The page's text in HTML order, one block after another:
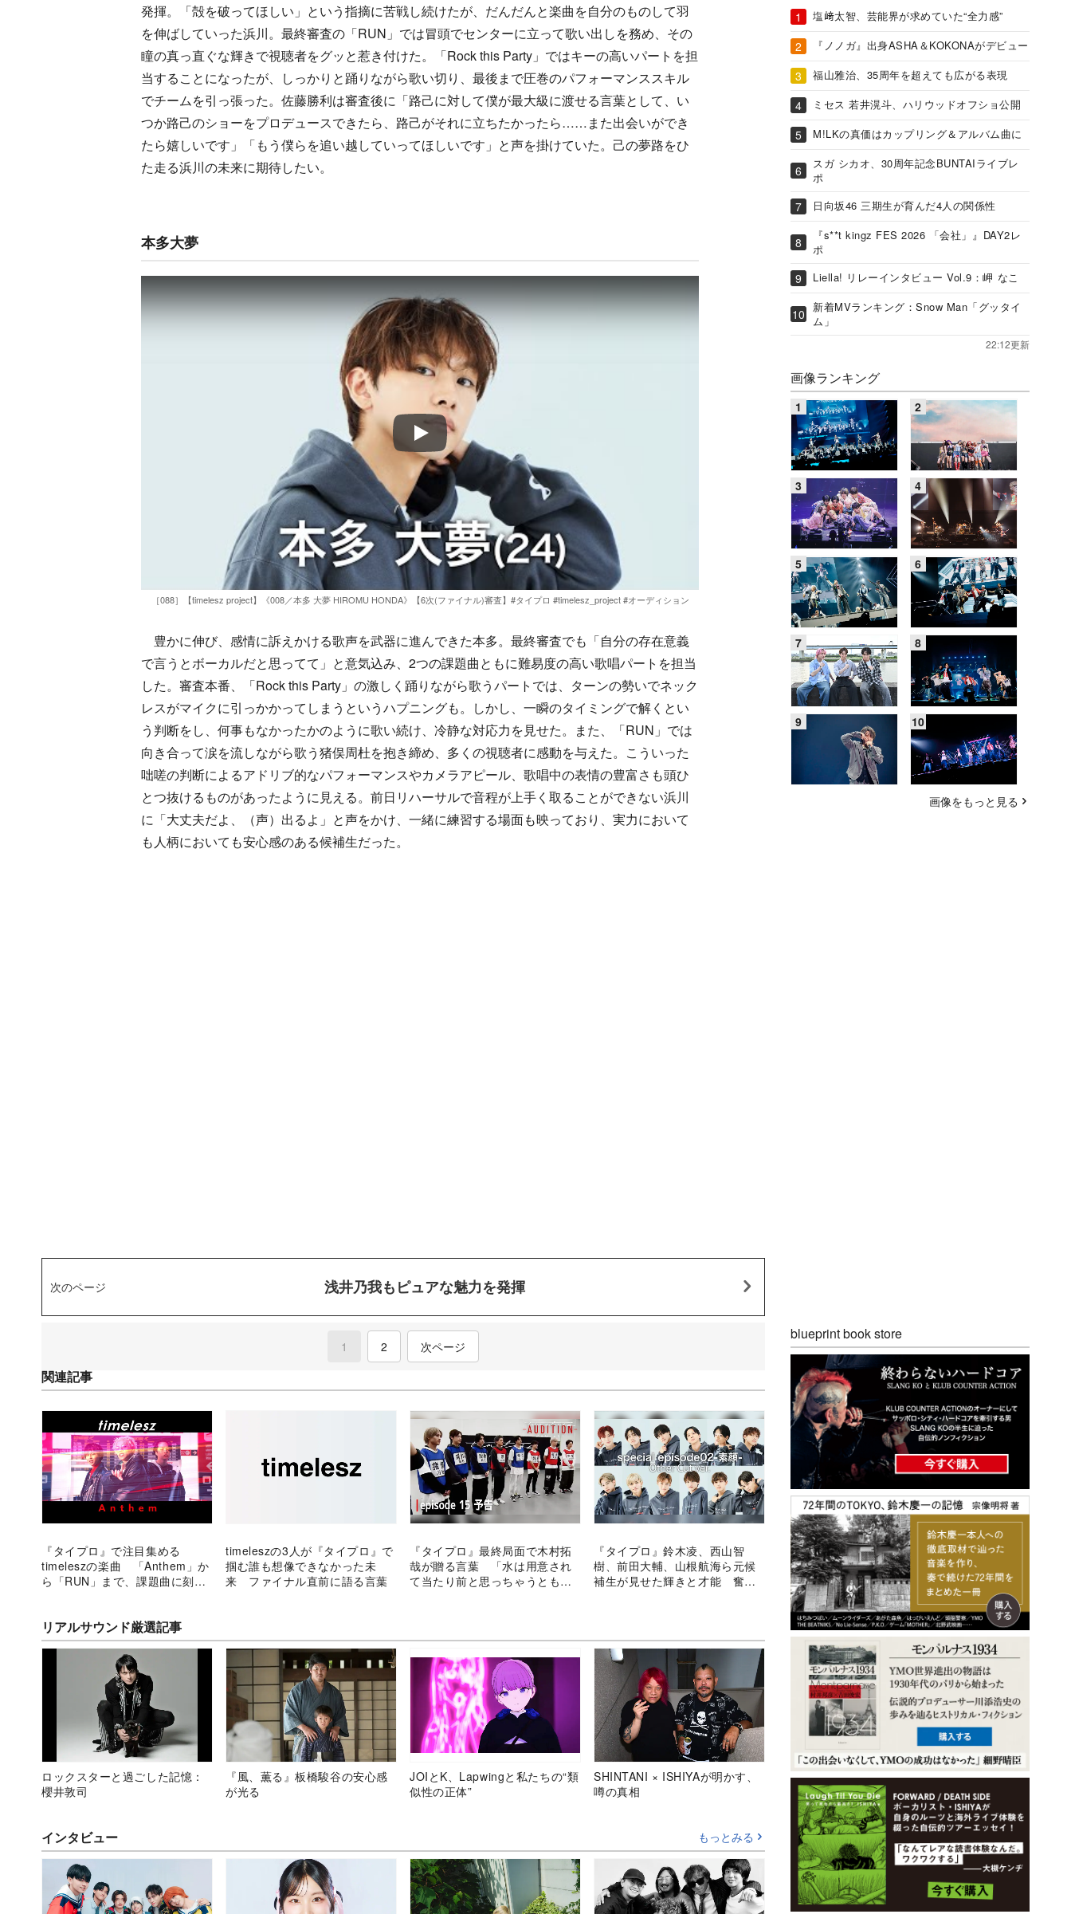
発揮。「殻を破ってほしい」という指摘に苦戦し続けたが、だんだんと楽曲を自分のものして羽
を伸ばしていった浜川。最終審査の「RUN」では冒頭でセンターに立って歌い出しを務め、その
瞳の真っ直ぐな輝きで視聴者をグッと惹き付けた。「Rock this Party」ではキーの高いパートを担
当することになったが、しっかりと踊りながら歌い切り、最後まで圧巻のパフォーマンススキル
でチームを引っ張った。佐藤勝利は審査後に「路己に対して僕が最大級に渡せる言葉として、い
つか路己のショーをプロデュースできたら、路己がそれに立ちたかったら……また出会いができ
たら嬉しいです」「もう僕らを追い越していってほしいです」と声を掛けていた。己の夢路をひ
た走る浜川の未来に期待したい。
本多大夢
［088］【timelesz project】《008／本多 大夢 HIROMU HONDA》【6次(ファイナル)審査】#タイプロ #timelesz_project #オーディション
豊かに伸び、感情に訴えかける歌声を武器に進んできた本多。最終審査でも「自分の存在意義
で言うとボーカルだと思ってて」と意気込み、2つの課題曲ともに難易度の高い歌唱パートを担当
した。審査本番、「Rock this Party」の激しく踊りながら歌うパートでは、ターンの勢いでネック
レスがマイクに引っかかってしまうというハプニングも。しかし、一瞬のタイミングで解くとい
う判断をし、何事もなかったかのように歌い続け、冷静な対応力を見せた。また、「RUN」では
向き合って涙を流しながら歌う猪俣周杜を抱き締め、多くの視聴者に感動を与えた。こういった
咄嗟の判断によるアドリブ的なパフォーマンスやカメラアピール、歌唱中の表情の豊富さも頭ひ
とつ抜けるものがあったように見える。前日リハーサルで音程が上手く取ることができない浜川
に「大丈夫だよ、（声）出るよ」と声をかけ、一緒に練習する場面も映っており、実力において
も人柄においても安心感のある候補生だった。
次のページ 浅井乃我もピュアな魅力を発揮
1 (current)
2 次ページ
関連記事
『タイプロ』で注目集める
timeleszの楽曲 「Anthem」か
ら「RUN」まで、課題曲に刻ま
timeleszの3人が『タイプロ』で
掴む誰も想像できなかった未
来 ファイナル直前に語る言葉
『タイプロ』最終局面で木村拓
哉が贈る言葉 「水は用意され
て当たり前と思っちゃうともっ
『タイプロ』鈴木凌、西山智
樹、前田大輔、山根航海ら元候
補生が見せた輝きと才能 奮闘
リアルサウンド厳選記事
ロックスターと過ごした記憶：
櫻井敦司
『風、薫る』板橋駿谷の安心感
が光る
JOIとK、Lapwingと私たちの“類
似性の正体”
SHINTANI × ISHIYAが明かす、
噂の真相
インタビュー もっとみる
塩﨑太智、芸能界が求めていた“全力感”
『ノノガ』出身ASHA＆KOKONAがデビュー
福山雅治、35周年を超えても広がる表現
ミセス 若井滉斗、ハリウッドオフショ公開
M!LKの真価はカップリング＆アルバム曲に
スガ シカオ、30周年記念BUNTAIライブレ
ポ
日向坂46 三期生が育んだ4人の関係性
『s**t kingz FES 2026 「会社」』DAY2レ
ポ
Liella! リレーインタビュー Vol.9：岬 なこ
新着MVランキング：Snow Man「グッタイ
ム」
22:12更新
画像ランキング
画像をもっと見る
blueprint book store